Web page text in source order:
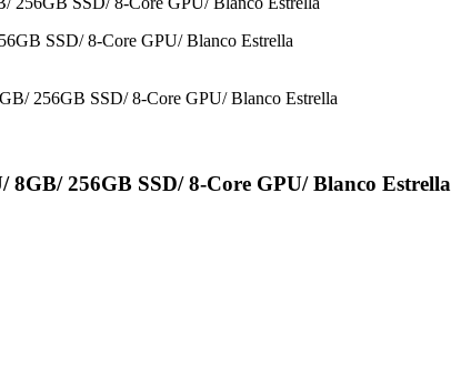
256GB SSD/ 8-Core GPU/ Blanco Estrella